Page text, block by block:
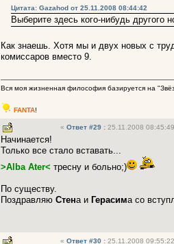
Цитата: Gazahod от 25.11.2008 08:44:42
Выберите здесь кого-нибудь
Как знаешь. Хотя мы и двух новых с
комиссаров вместо 9.
Вся моя жизненная философия базируется на
FANTA!
« Ответ #29 : 25.11.2008
Начинается!
Только все стало вставать...
>Alba Ater< тресну и больно;)
По существу.
Поздравляю Стена и Герасима со
« Ответ #30 : 25.11.2008